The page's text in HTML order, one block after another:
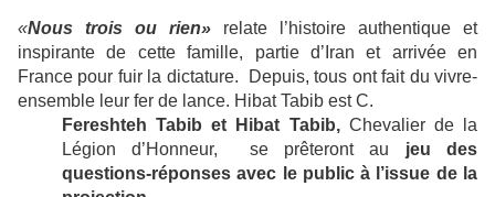
«Nous trois ou rien»
relate l’histoire authentique et
inspirante de cette famille, partie d’Iran et arrivée en
France pour fuir la dictature. Depuis, tous ont fait du vivre-
ensemble leur fer de lance. Hibat Tabib est C.
Fereshteh Tabib et Hibat Tabib,Chevalier de la
Légion d’Honneur, se prêteront au jeu des
questions-réponses avec le public à l’issue de la